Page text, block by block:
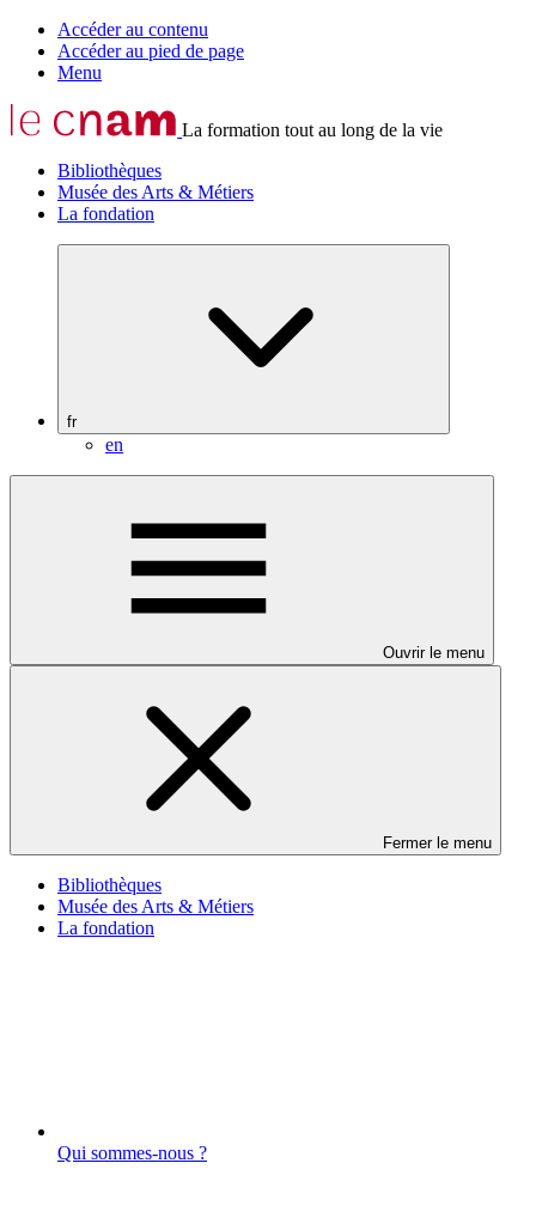
Accéder au contenu
Accéder au pied de page
Menu
La formation tout au long de la vie
Bibliothèques
Musée des Arts & Métiers
La fondation
fr
en
Ouvrir le menu
Fermer le menu
Bibliothèques
Musée des Arts & Métiers
La fondation
Qui sommes-nous ?